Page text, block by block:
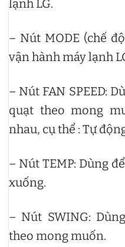
lạnh LG.
– Nút MODE (chế
vận hành máy lạnh
– Nút FAN SPEED:
quạt theo mong
nhau, cụ thể : Tự
– Nút TEMP: Dùng
xuống.
– Nút SWING:
theo mong muốn.